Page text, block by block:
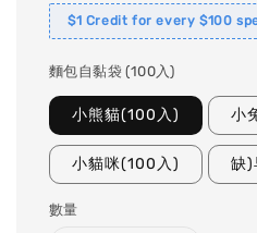
$1 Credit for every $100
麵包自黏袋 (100入)
小熊貓(100入) 小
小貓咪(100入) 缺)
數量